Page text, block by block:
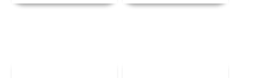
Αναλυτικά Αναλυτικά